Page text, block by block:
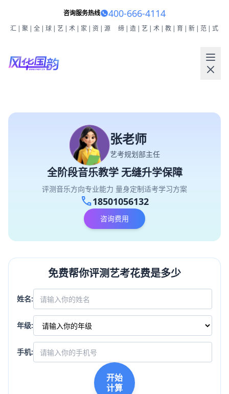
咨询服务热线 400-666-4114
汇|聚|全|球|艺|术|家|资|源 缔|造|艺|术|教|育|新|范|式
张老师
艺考规划部主任
全阶段音乐教学 无缝升学保障
评测音乐方向专业能力 量身定制适考学习方案
call18501056132
咨询费用
免费帮你评测艺考花费是多少
姓名:
年级:
手机:
开始
计算